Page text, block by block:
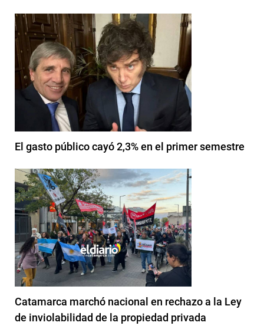
El gasto público cayó 2,3% en el primer semestre
Catamarca marchó nacional en rechazo a la Ley
de inviolabilidad de la propiedad privada